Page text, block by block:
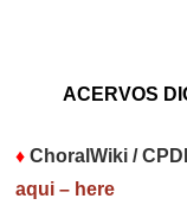
ACERVOS
♦ChoralWiki /
aqui – here